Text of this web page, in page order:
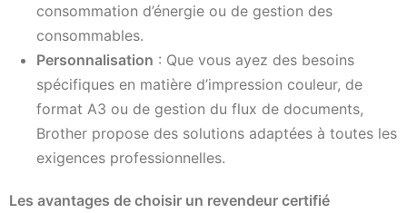
consommation d’énergie ou de gestion des
consommables.
Personnalisation : Que vous ayez des besoins
spécifiques en matière d’impression couleur, de
format A3 ou de gestion du flux de documents,
Brother propose des solutions adaptées à toutes les
exigences professionnelles.
Les avantages de choisir un revendeur certifié